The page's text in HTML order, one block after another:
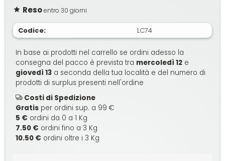
Resoentro 30 giorni
Codice: LC74
In base ai prodotti nel carrello se ordini adesso la
consegna del pacco è prevista tra mercoledì 12 e
giovedì 13 a seconda della tua località e del numero di
prodotti di surplus presenti nell'ordine
Costi di Spedizione
Gratis per ordini sup. a 99 €
5 € ordini da 0 a 1 Kg
7.50 € ordini fino a 3 Kg
10.50 € ordini oltre i 3 Kg